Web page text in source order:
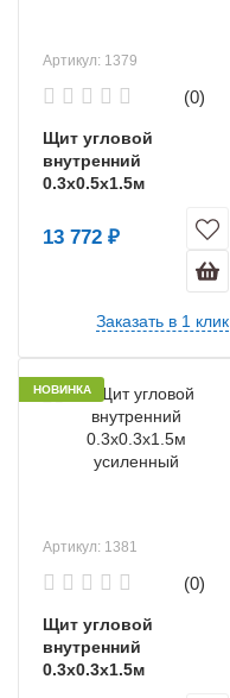
Артикул: 1379
(0)
Щит угловой
внутренний
0.3х0.5х1.5м
13 772 ₽
Заказать в 1 клик
НОВИНКА
Артикул: 1381
(0)
Щит угловой
внутренний
0.3х0.3х1.5м